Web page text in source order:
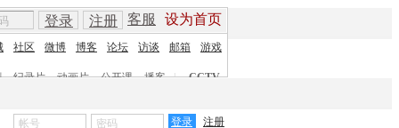
客服 设为首页
登录 注册
社区 微博 博客 论坛 访谈 邮箱 游戏
纪录片 动画片 公开课 播客 | CCTV
登录 注册